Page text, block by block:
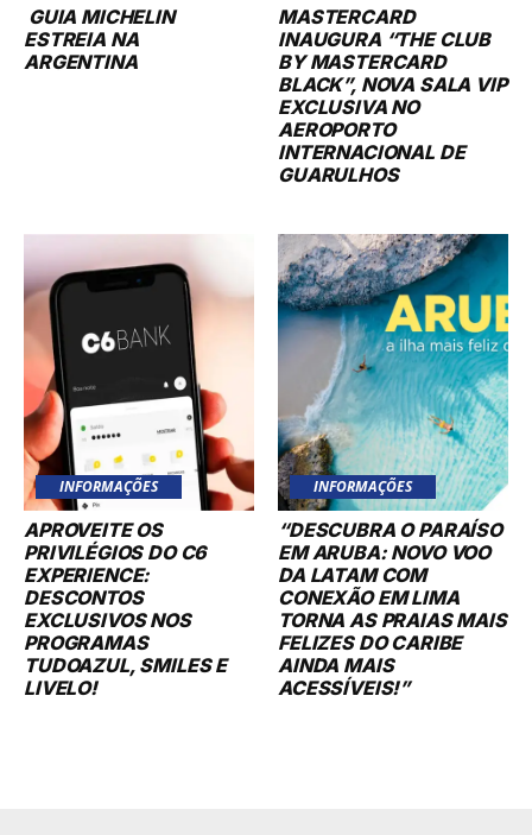
GUIA MICHELIN
ESTREIA NA
ARGENTINA
MASTERCARD
INAUGURA “THE CLUB
BY MASTERCARD
BLACK”, NOVA SALA VIP
EXCLUSIVA NO
AEROPORTO
INTERNACIONAL DE
GUARULHOS
INFORMAÇÕES
APROVEITE OS
PRIVILÉGIOS DO C6
EXPERIENCE:
DESCONTOS
EXCLUSIVOS NOS
PROGRAMAS
TUDOAZUL, SMILES E
LIVELO!
INFORMAÇÕES
“DESCUBRA O PARAÍSO
EM ARUBA: NOVO VOO
DA LATAM COM
CONEXÃO EM LIMA
TORNA AS PRAIAS MAIS
FELIZES DO CARIBE
AINDA MAIS
ACESSÍVEIS!”